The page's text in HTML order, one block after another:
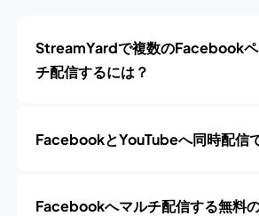
StreamYardで複数のFacebook
チ配信するには？
FacebookとYouTubeへ同時配信
Facebookへマルチ配信する無料